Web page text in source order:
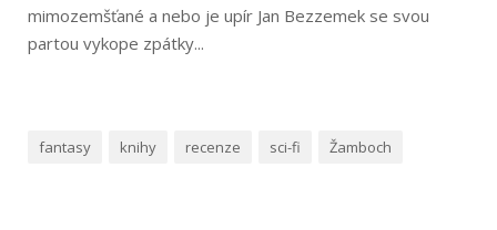
mimozemšťané a nebo je upír Jan Bezzemek se svou
partou vykope zpátky...
fantasy knihy recenze sci-fi Žamboch